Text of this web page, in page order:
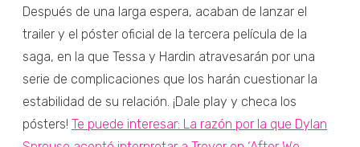
Después de una larga espera, acaban de lanzar el
trailer y el póster oficial de la tercera película de la
saga, en la que Tessa y Hardin atravesarán por una
serie de complicaciones que los harán cuestionar la
estabilidad de su relación. ¡Dale play y checa los
pósters! Te puede interesar: La razón por la que Dylan